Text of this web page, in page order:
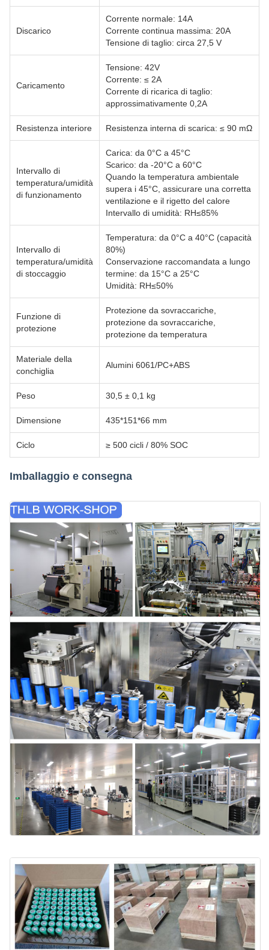
Discarico
Corrente normale: 14A
Corrente continua massima: 20A
Tensione di taglio: circa 27,5 V
Caricamento
Tensione: 42V
Corrente: ≤ 2A
Corrente di ricarica di taglio:
approssimativamente 0,2A
Resistenza interiore Resistenza interna di scarica: ≤ 90 mΩ
Intervallo di
temperatura/umidità
di funzionamento
Carica: da 0°C a 45°C
Scarico: da -20°C a 60°C
Quando la temperatura ambientale
supera i 45°C, assicurare una corretta
ventilazione e il rigetto del calore
Intervallo di umidità: RH≤85%
Intervallo di
temperatura/umidità
di stoccaggio
Temperatura: da 0°C a 40°C (capacità
80%)
Conservazione raccomandata a lungo
termine: da 15°C a 25°C
Umidità: RH≤50%
Funzione di
protezione
Protezione da sovraccariche,
protezione da sovraccariche,
protezione da temperatura
Materiale della
conchiglia
Alumini 6061/PC+ABS
Peso 30,5 ± 0,1 kg
Dimensione 435*151*66 mm
Ciclo ≥ 500 cicli / 80% SOC
Imballaggio e consegna